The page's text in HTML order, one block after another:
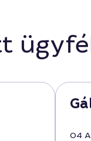
04